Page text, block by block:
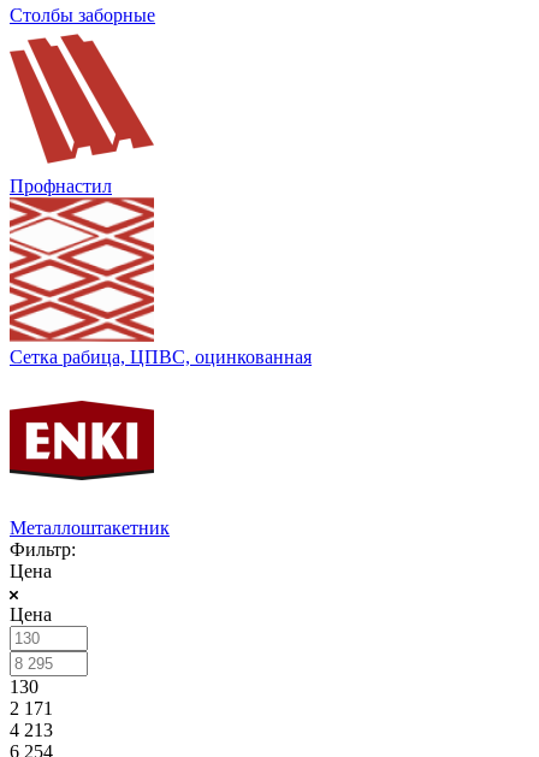
Столбы заборные
Профнастил
Сетка рабица, ЦПВС, оцинкованная
Металлоштакетник
Фильтр:
Цена
Цена
130
2 171
4 213
6 254